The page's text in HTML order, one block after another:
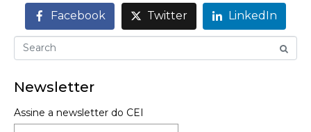
Facebook Twitter LinkedIn
Newsletter
Assine a newsletter do CEI